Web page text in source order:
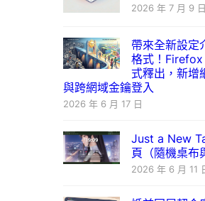
2026 年 7 月 9 日
帶來全新設定
格式！
式釋出，新增
與跨網域金鑰登入
2026 年 6 月 17 日
Just a New
頁（隨機桌布
2026 年 6 月 11